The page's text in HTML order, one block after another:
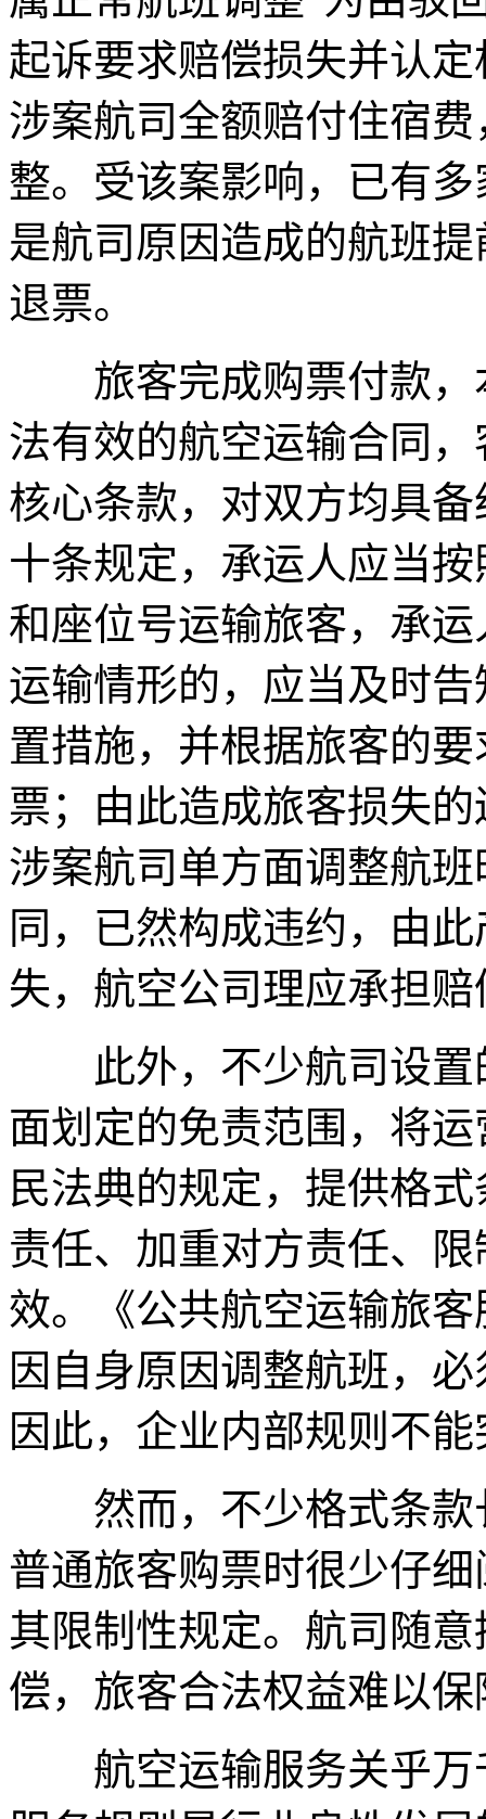
起诉要求赔偿损失并认
涉案航司全额赔付住宿
整。受该案影响，已有
是航司原因造成的航班
退票。
旅客完成购票付款，
法有效的航空运输合同
核心条款，对双方均具
十条规定，承运人应当
和座位号运输旅客，承
运输情形的，应当及时
置措施，并根据旅客的
票；由此造成旅客损失
涉案航司单方面调整航
同，已然构成违约，由
失，航空公司理应承担
此外，不少航司设置
面划定的免责范围，将
民法典的规定，提供格
责任、加重对方责任、
效。《公共航空运输旅
因自身原因调整航班，
因此，企业内部规则不
然而，不少格式条款
普通旅客购票时很少仔
其限制性规定。航司随
偿，旅客合法权益难以保
航空运输服务关乎万